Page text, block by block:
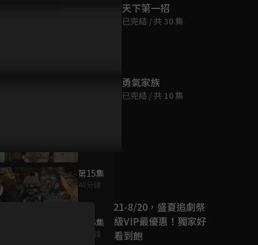
第15集
48分鐘
第16集
48分鐘
天下第一招
已完結 / 共 30 集
勇氣家族
已完結 / 共 10 集
康資訊
7/21-8/20，盛夏追劇祭
升級VIP最優惠！獨家好
戲看到飽